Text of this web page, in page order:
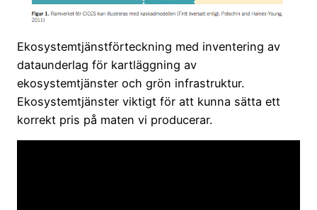
Ekosystemtjänstförteckning med inventering av
dataunderlag för kartläggning av
ekosystemtjänster och grön infrastruktur.
Ekosystemtjänster viktigt för att kunna sätta ett
korrekt pris på maten vi producerar.